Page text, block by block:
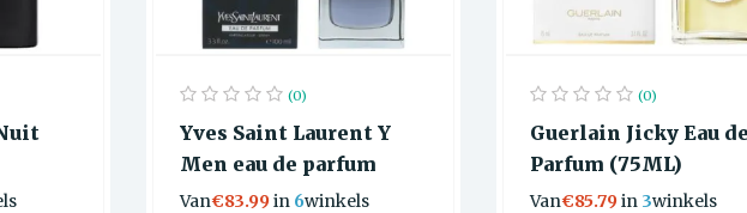
(0)
Yves Saint Laurent Y
Men eau de parfum
Van€83.99in 6winkels
(0)
Guerlain Jicky Eau
Parfum (75ML)
Van€85.79in 3winkels